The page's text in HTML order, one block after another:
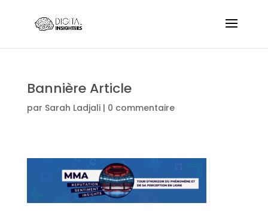
Bannière Article
par Sarah Ladjali| 0 commentaire